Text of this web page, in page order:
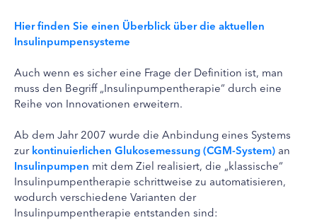
Hier finden Sie einen Überblick über die aktuellen
Insulinpumpensysteme
Auch wenn es sicher eine Frage der Definition ist, man
muss den Begriff „Insulinpumpentherapie“ durch eine
Reihe von Innovationen erweitern.
Ab dem Jahr 2007 wurde die Anbindung eines Systems
zurkontinuierlichen Glukosemessung (CGM-System) an
Insulinpumpen mit dem Ziel realisiert, die „klassische“
Insulinpumpentherapie schrittweise zu automatisieren,
wodurch verschiedene Varianten der
Insulinpumpentherapie entstanden sind: